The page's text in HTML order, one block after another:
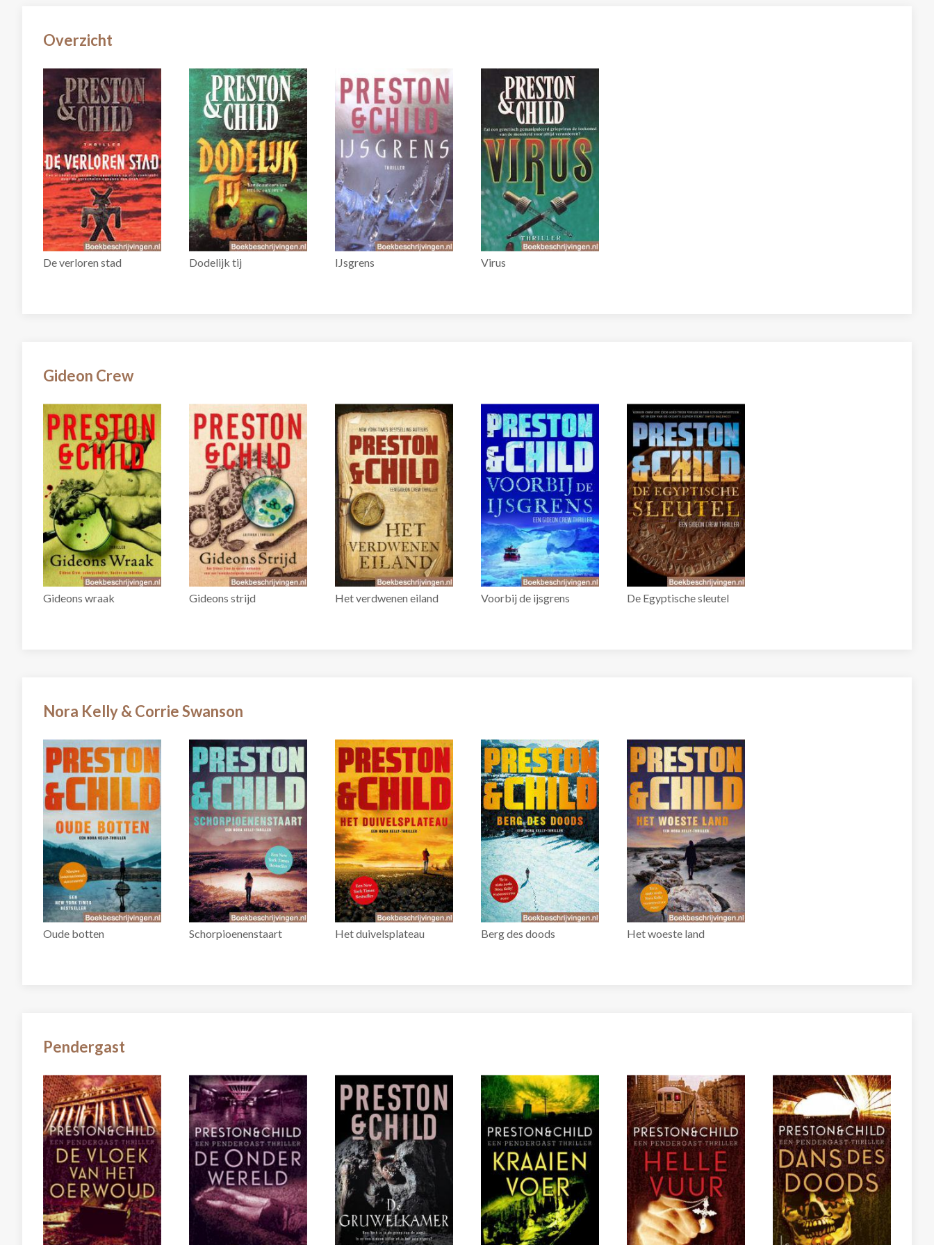
Overzicht
De verloren stad Dodelijk tij IJsgrens Virus
Gideon Crew
Gideons wraak Gideons strijd Het verdwenen eiland Voorbij de ijsgrens De Egyptische sleutel
Nora Kelly & Corrie Swanson
Oude botten Schorpioenenstaart Het duivelsplateau Berg des doods Het woeste land
Pendergast